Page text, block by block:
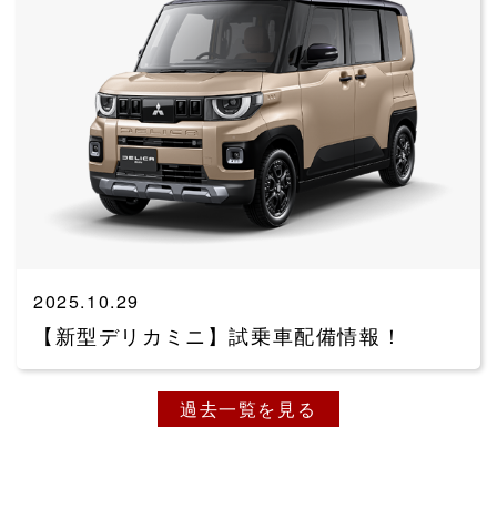
2025.10.29
【新型デリカミニ】試乗車配備情報！
過去一覧を見る